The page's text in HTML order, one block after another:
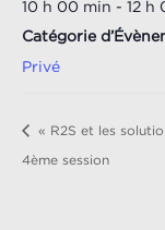
10 h 00 min - 12 h
Catégorie
Privé
« R2S et les
4ème session